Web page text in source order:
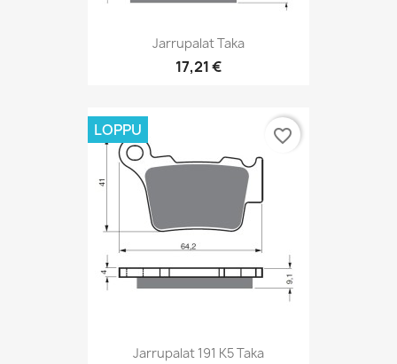
Jarrupalat Taka
17,21 €
Jarrupalat 191 K5 Taka
LOPPU favorite_border